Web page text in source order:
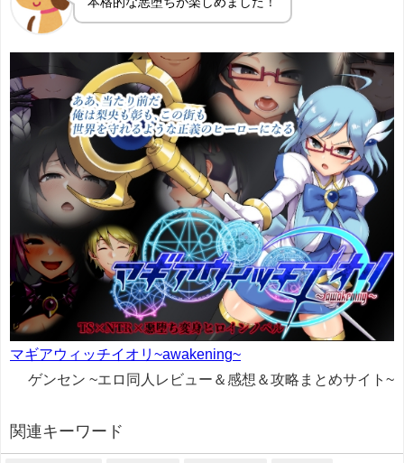
マギアウィッチイオリ~awakening~
ゲンセン ~エロ同人レビュー＆感想＆攻略まとめサイト~
関連キーワード